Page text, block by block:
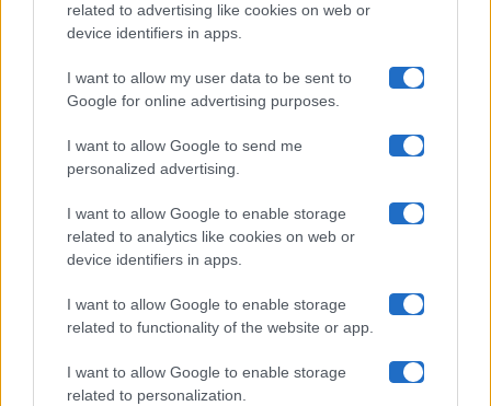
related to advertising like cookies on web or
device identifiers in apps.
I want to allow my user data to be sent to
Google for online advertising purposes.
I want to allow Google to send me
personalized advertising.
I want to allow Google to enable storage
related to analytics like cookies on web or
device identifiers in apps.
I want to allow Google to enable storage
related to functionality of the website or app.
I want to allow Google to enable storage
related to personalization.
Uomini E Donne
Maste S.r.l.
Chi siamo
Collabora con noi
Contatti
Privacy Policy
Cookie Policy